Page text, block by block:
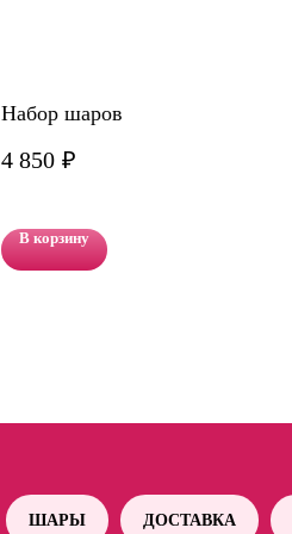
Набор шаров
4 850 ₽
В корзину
ШАРЫ ДОСТАВКА